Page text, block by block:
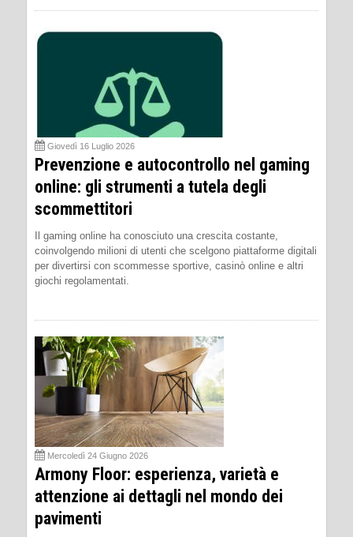
Giovedì 16 Luglio 2026
Prevenzione e autocontrollo nel gaming
online: gli strumenti a tutela degli
scommettitori
Il gaming online ha conosciuto una crescita costante,
coinvolgendo milioni di utenti che scelgono piattaforme digitali
per divertirsi con scommesse sportive, casinò online e altri
giochi regolamentati.
Mercoledì 24 Giugno 2026
Armony Floor: esperienza, varietà e
attenzione ai dettagli nel mondo dei
pavimenti